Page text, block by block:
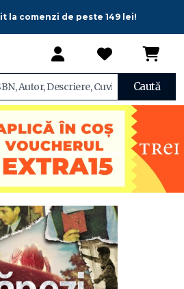
la comenzi de peste 149 lei!
Caută